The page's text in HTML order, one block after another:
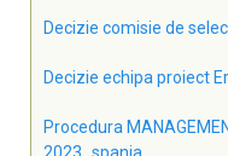
Decizie comisie de
Decizie echipa proiect
Procedura
2023_spania